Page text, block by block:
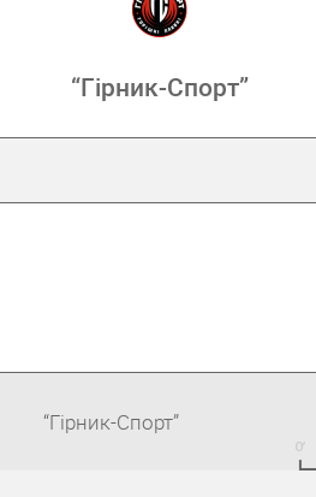
“Гірник-Спорт”
“Гірник-Спорт”